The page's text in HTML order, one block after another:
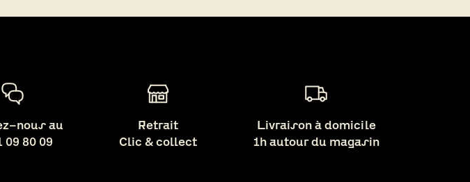
nous au
09 80 09
Retrait
Clic & collect
Livraison à domicile
1h autour du magasin